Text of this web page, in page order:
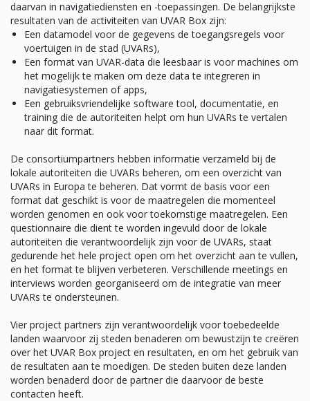
daarvan in navigatiediensten en -toepassingen. De belangrijkste
resultaten van de activiteiten van UVAR Box zijn:
Een datamodel voor de gegevens de toegangsregels voor
voertuigen in de stad (UVARs),
Een format van UVAR-data die leesbaar is voor machines om
het mogelijk te maken om deze data te integreren in
navigatiesystemen of apps,
Een gebruiksvriendelijke software tool, documentatie, en
training die de autoriteiten helpt om hun UVARs te vertalen
naar dit format.
De consortiumpartners hebben informatie verzameld bij de
lokale autoriteiten die UVARs beheren, om een overzicht van
UVARs in Europa te beheren. Dat vormt de basis voor een
format dat geschikt is voor de maatregelen die momenteel
worden genomen en ook voor toekomstige maatregelen. Een
questionnaire die dient te worden ingevuld door de lokale
autoriteiten die verantwoordelijk zijn voor de UVARs, staat
gedurende het hele project open om het overzicht aan te vullen,
en het format te blijven verbeteren. Verschillende meetings en
interviews worden georganiseerd om de integratie van meer
UVARs te ondersteunen.
Vier project partners zijn verantwoordelijk voor toebedeelde
landen waarvoor zij steden benaderen om bewustzijn te creëren
over het UVAR Box project en resultaten, en om het gebruik van
de resultaten aan te moedigen. De steden buiten deze landen
worden benaderd door de partner die daarvoor de beste
contacten heeft.